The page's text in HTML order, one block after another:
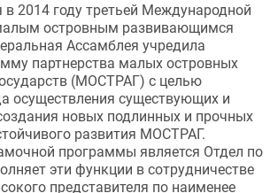
в 2014 году третьей Международной
островным развивающимся
Ассамблея учредила
партнерства малых островных
(МОСТРАГ) с целью
осуществления существующих и
новых подлинных и прочных
развития МОСТРАГ.
программы является Отдел по
эти функции в сотрудничестве
представителя по наименее